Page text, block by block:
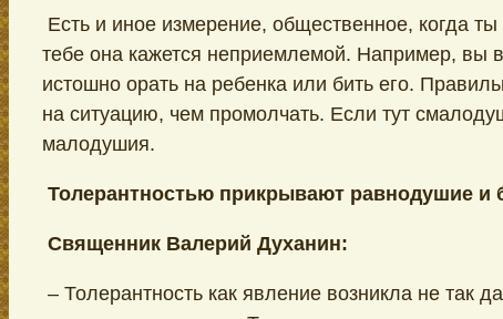
Есть и иное измерение, общественное, когда
тебе она кажется неприемлемой. Например, вы
истошно орать на ребенка или бить его.
на ситуацию, чем промолчать. Если тут
малодушия.
Толерантностью прикрывают равнодушие и
Священник Валерий Духанин:
– Толерантность как явление возникла не так